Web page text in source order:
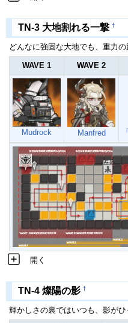
TN-3 大地割れる一撃 †
どんなに強固な大地でも、重力の
WAVE 1 WAVE 2
Mudrock Manfred
開く
TN-4 燦陽の影 †
輝かしさの裏ではいつも、影がひ